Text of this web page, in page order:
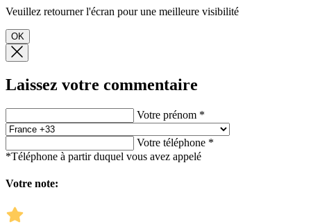
Veuillez retourner l'écran pour une meilleure visibilité
OK
Laissez votre commentaire
Votre prénom *
Votre téléphone *
*Téléphone à partir duquel vous avez appelé
Votre note: